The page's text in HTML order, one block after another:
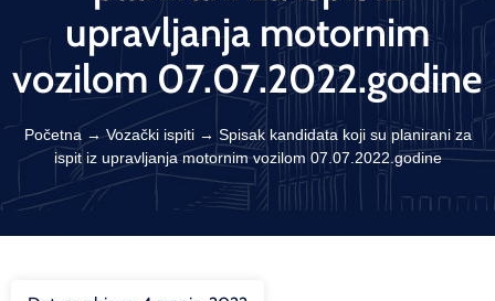
upravljanja motornim
vozilom 07.07.2022.godine
Početna →Vozački ispiti→ Spisak kandidata koji su planirani za
ispit iz upravljanja motornim vozilom 07.07.2022.godine